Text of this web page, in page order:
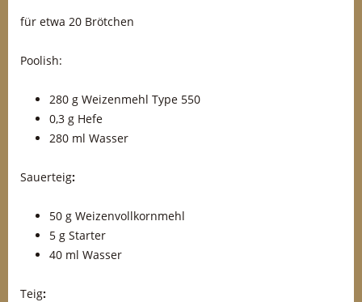
für etwa 20 Brötchen
Poolish:
280 g Weizenmehl Type 550
0,3 g Hefe
280 ml Wasser
Sauerteig:
50 g Weizenvollkornmehl
5 g Starter
40 ml Wasser
Teig: